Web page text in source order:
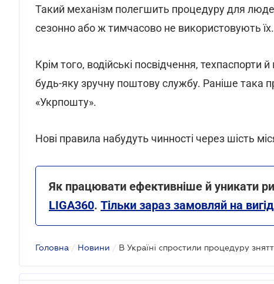
Такий механізм полегшить процедуру для
сезонно або ж тимчасово не використовують їх.
Крім того, водійські посвідчення,
будь-яку зручну поштову службу. Раніше така
«Укрпошту».
Нові правила набудуть чинності через шість
Як працювати ефективніше й уникати
LIGA360. Тільки зараз замовляй на
Головна / Новини / В Україні спростили процедуру